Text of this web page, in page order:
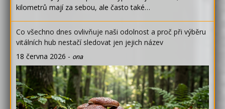
kilometrů mají za sebou, ale často také…
Co všechno dnes ovlivňuje naši odolnost a proč při výběru
vitálních hub nestačí sledovat jen jejich název
18 června 2026 - ona